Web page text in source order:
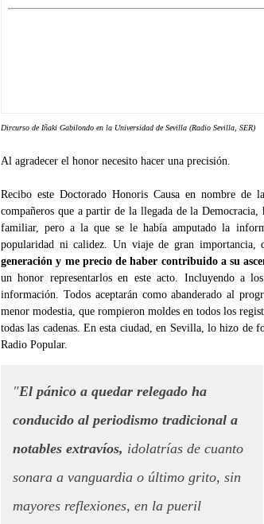
Dircurso de Iñaki Gabilondo en la Universidad de Sevilla (Radio Sevilla, SER)
Al agradecer el honor necesito hacer una precisión.
Recibo este Doctorado Honoris Causa en nombre de
compañeros que a partir de la llegada de la
familiar, pero a la que se le había amputado la
popularidad ni calidez. Un viaje de gran importancia,
generación y me precio de haber contribuido a su
un honor representarlos en este acto. Incluyendo a
información. Todos aceptarán como abanderado al
menor modestia, que rompieron moldes en todos los
todas las cadenas. En esta ciudad, en Sevilla, lo hizo de
Radio Popular.
"El pánico a quedar relegado ha
conducido al periodismo tradicional a
notables extravíos, idolatrías de cuanto
sonara a vanguardia o último grito, sin
mayores reflexiones, en la pueril